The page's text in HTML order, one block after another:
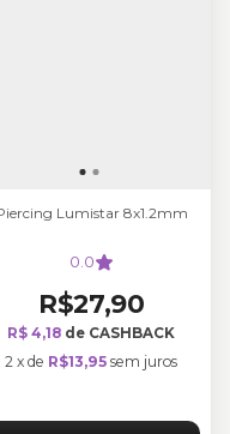
Lumistar 8x1.2mm
0.0
R$27,90
R$ 4,18 de CASHBACK
2 xde R$13,95 sem juros